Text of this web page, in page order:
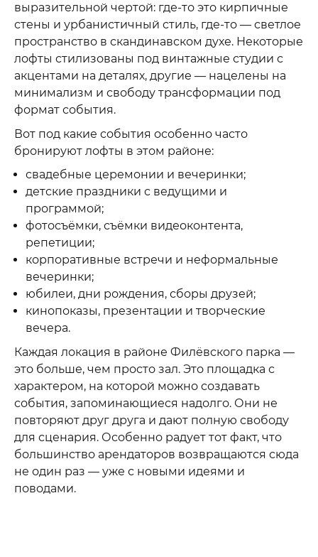
выразительной чертой: где-то это кирпичные
стены и урбанистичный стиль, где-то — светлое
пространство в скандинавском духе. Некоторые
лофты стилизованы под винтажные студии с
акцентами на деталях, другие — нацелены на
минимализм и свободу трансформации под
формат события.
Вот под какие события особенно часто
бронируют лофты в этом районе:
свадебные церемонии и вечеринки;
детские праздники с ведущими и
программой;
фотосъёмки, съёмки видеоконтента,
репетиции;
корпоративные встречи и неформальные
вечеринки;
юбилеи, дни рождения, сборы друзей;
кинопоказы, презентации и творческие
вечера.
Каждая локация в районе Филёвского парка —
это больше, чем просто зал. Это площадка с
характером, на которой можно создавать
события, запоминающиеся надолго. Они не
повторяют друг друга и дают полную свободу
для сценария. Особенно радует тот факт, что
большинство арендаторов возвращаются сюда
не один раз — уже с новыми идеями и
поводами.